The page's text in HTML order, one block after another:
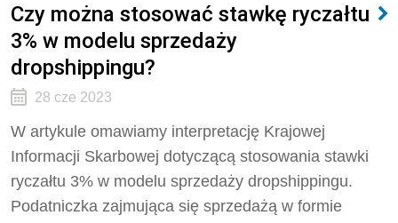
Czy można stosować stawkę ryczałtu
3% w modelu sprzedaży
dropshippingu?
28 cze 2023
W artykule omawiamy interpretację Krajowej
Informacji Skarbowej dotyczącą stosowania stawki
ryczałtu 3% w modelu sprzedaży dropshippingu.
Podatniczka zajmująca się sprzedażą w formie